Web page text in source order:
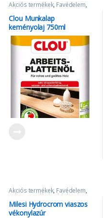
Akciós termékek, Favédelem,
Milesi termékek
Clou Munkalap
keményolaj 750ml
Akciós termékek, Favédelem,
Milesi termékek ,Vízbázisú
lazúrok
Milesi Hydrocrom viaszos
vékonylazúr